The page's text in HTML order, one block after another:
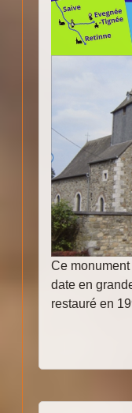
Ce monument
date en
restauré en